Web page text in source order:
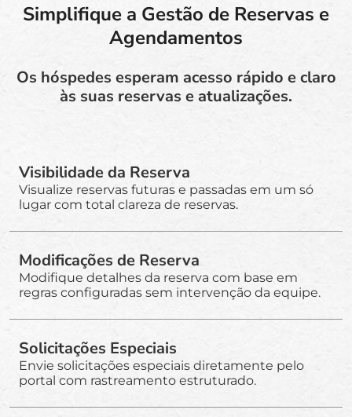
Simplifique a Gestão de Reservas e
Agendamentos
Os hóspedes esperam acesso rápido e claro
às suas reservas e atualizações.
Visibilidade da Reserva
Visualize reservas futuras e passadas em um só
lugar com total clareza de reservas.
Modificações de Reserva
Modifique detalhes da reserva com base em
regras configuradas sem intervenção da equipe.
Solicitações Especiais
Envie solicitações especiais diretamente pelo
portal com rastreamento estruturado.